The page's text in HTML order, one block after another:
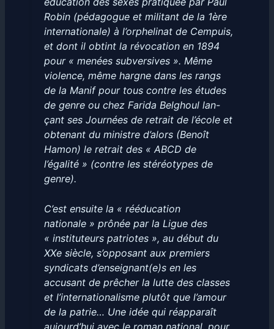
Robin (pédagogue et militant de la 1ère
internationale) à l’orphelinat de Cempuis,
et dont il obtint la révocation en 1894
pour « menées subversives ». Même
violence, même hargne dans les rangs
de la Manif pour tous contre les études
de genre ou chez Farida Belghoul lan-
çant ses Journées de retrait de l’école et
obtenant du ministre d’alors (Benoît
Hamon) le retrait des « ABCD de
l’égalité » (contre les stéréotypes de
genre).
C’est ensuite la « rééducation
nationale » prônée par la Ligue des
« instituteurs patriotes », au début du
XXe siècle, s’opposant aux premiers
syndicats d’enseignant(e)s en les
accusant de prêcher la lutte des classes
et l’internationalisme plutôt que l’amour
de la patrie… Une idée qui réapparaît